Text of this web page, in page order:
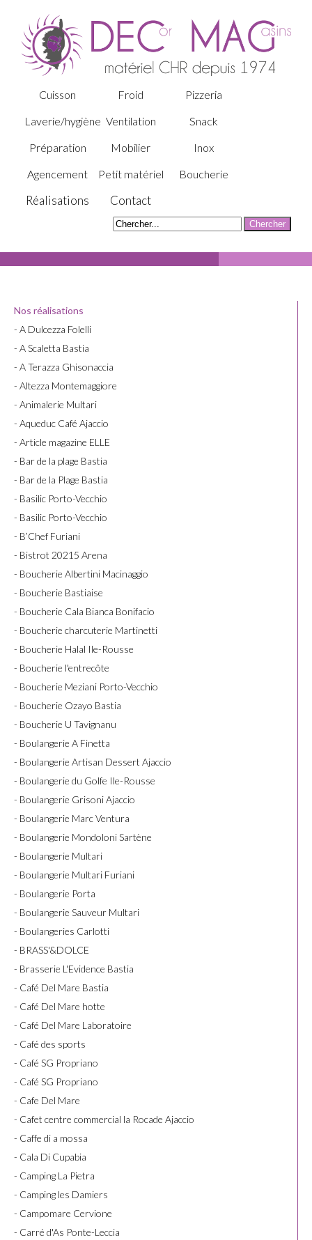
Cuisson Froid
Pizzeria
Laverie/hygiène Ventilation
Snack
Préparation
Mobilier
Inox
Agencement
Petit matériel Boucherie
Réalisations Contact
Nos réalisations
- A Dulcezza Folelli
- A Scaletta Bastia
- A Terazza Ghisonaccia
- Altezza Montemaggiore
- Animalerie Multari
- Aqueduc Café Ajaccio
- Article magazine ELLE
- Bar de la plage Bastia
- Bar de la Plage Bastia
- Basilic Porto-Vecchio
- Basilic Porto-Vecchio
- B’Chef Furiani
- Bistrot 20215 Arena
- Boucherie Albertini Macinaggio
- Boucherie Bastiaise
- Boucherie Cala Bianca Bonifacio
- Boucherie charcuterie Martinetti
- Boucherie Halal Ile-Rousse
- Boucherie l'entrecôte
- Boucherie Meziani Porto-Vecchio
- Boucherie Ozayo Bastia
- Boucherie U Tavignanu
- Boulangerie A Finetta
- Boulangerie Artisan Dessert Ajaccio
- Boulangerie du Golfe Ile-Rousse
- Boulangerie Grisoni Ajaccio
- Boulangerie Marc Ventura
- Boulangerie Mondoloni Sartène
- Boulangerie Multari
- Boulangerie Multari Furiani
- Boulangerie Porta
- Boulangerie Sauveur Multari
- Boulangeries Carlotti
- BRASS'&DOLCE
- Brasserie L'Evidence Bastia
- Café Del Mare Bastia
- Café Del Mare hotte
- Café Del Mare Laboratoire
- Café des sports
- Café SG Propriano
- Café SG Propriano
- Cafe Del Mare
- Cafet centre commercial la Rocade Ajaccio
- Caffe di a mossa
- Cala Di Cupabia
- Camping La Pietra
- Camping les Damiers
- Campomare Cervione
- Carré d'As Ponte-Leccia